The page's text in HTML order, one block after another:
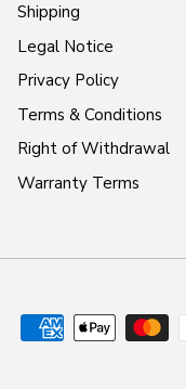
Shipping
Legal Notice
Privacy Policy
Terms & Conditions
Right of Withdrawal
Warranty Terms